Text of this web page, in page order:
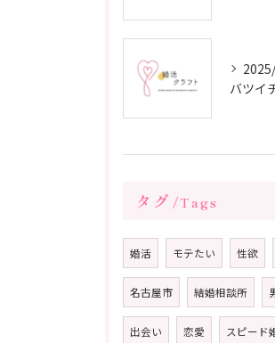
タグ Tags
婚活 モテたい 性欲
名古屋市 結婚相談所
出会い 恋愛 スピード